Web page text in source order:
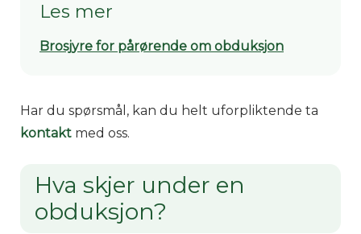
Les mer
Brosjyre for pårørende om obduksjon
Har du spørsmål, kan du helt uforpliktende ta
kontakt med oss.
Hva skjer under en
obduksjon?